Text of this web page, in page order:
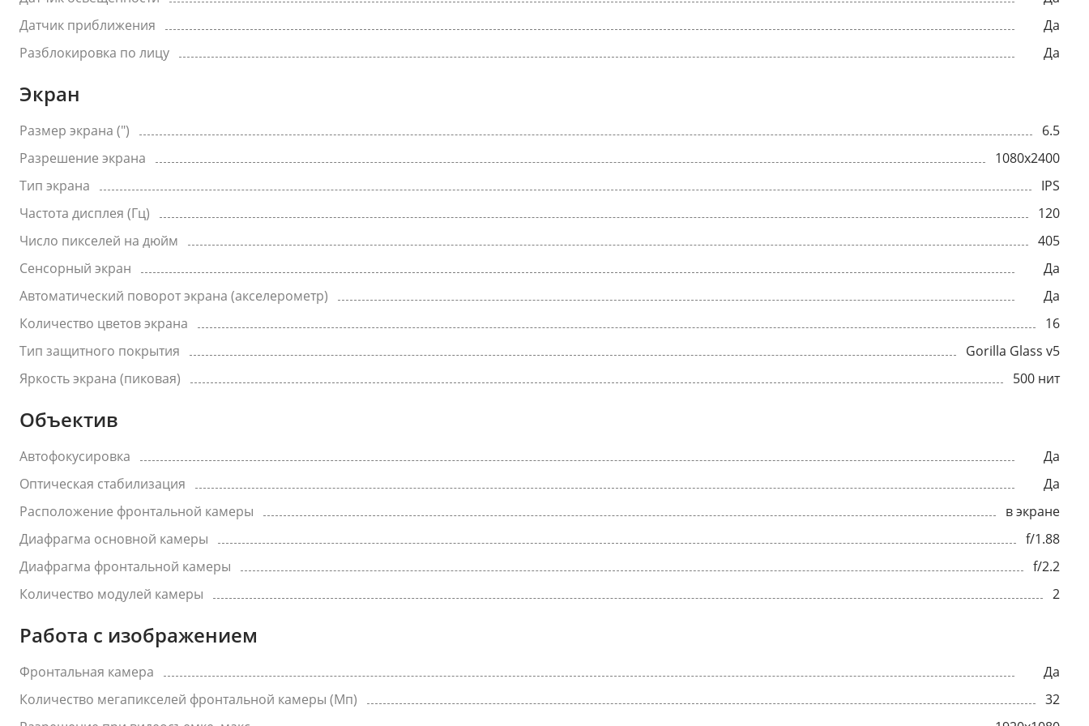
Датчик приближения
Да
Разблокировка по лицу
Да
Экран
Размер экрана (")
6.5
Разрешение экрана
1080x2400
Тип экрана
IPS
Частота дисплея (Гц)
120
Число пикселей на дюйм
405
Сенсорный экран
Да
Автоматический поворот экрана (акселерометр)
Да
Количество цветов экрана
16
Тип защитного покрытия
Gorilla Glass v5
Яркость экрана (пиковая)
500 нит
Объектив
Автофокусировка
Да
Оптическая стабилизация
Да
Расположение фронтальной камеры
в экране
Диафрагма основной камеры
f/1.88
Диафрагма фронтальной камеры
f/2.2
Количество модулей камеры
2
Работа с изображением
Фронтальная камера
Да
Количество мегапикселей фронтальной камеры (Мп)
32